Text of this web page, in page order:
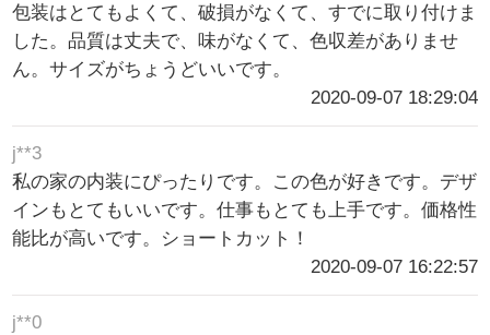
包装はとてもよくて、破損がなくて、すでに取り付けま
した。品質は丈夫で、味がなくて、色収差がありませ
ん。サイズがちょうどいいです。
2020-09-07 18:29:04
j**3
私の家の内装にぴったりです。この色が好きです。デザ
インもとてもいいです。仕事もとても上手です。価格性
能比が高いです。ショートカット！
2020-09-07 16:22:57
j**0